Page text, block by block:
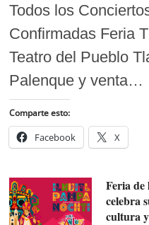
Todos los
Confirmadas Feria
Teatro del Pueblo
Palenque y venta…
Comparte esto:
Facebook X
Feria de
celebra
cultura